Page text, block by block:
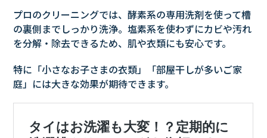
プロのクリーニングでは、酵素系の専用洗剤を使って槽
の裏側までしっかり洗浄。塩素系を使わずにカビや汚れ
を分解・除去できるため、肌や衣類にも安心です。
特に「小さなお子さまの衣類」「部屋干しが多いご家
庭」には大きな効果が期待できます。